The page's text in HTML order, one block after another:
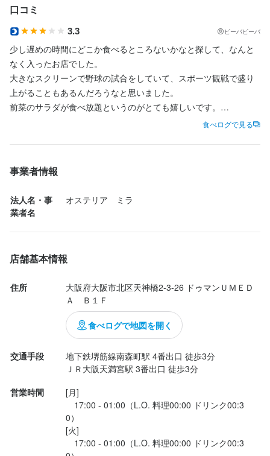
口コミ
3.3 ビーバビーバ
少し遅めの時間にどこか食べるところないかなと探して、なんと
なく入ったお店でした。
大きなスクリーンで野球の試合をしていて、スポーツ観戦で盛り
上がることもあるんだろうなと思いました。
前菜のサラダが食べ放題というのがとても嬉しいです。
食べログで見る
事業者情報
法人名・事
業者名
オステリア　ミラ
店舗基本情報
住所
大阪府大阪市北区天神橋2-3-26 ドゥマンＵＭＥＤ
Ａ　Ｂ１Ｆ
食べログで地図を開く
交通手段
地下鉄堺筋線南森町駅 4番出口 徒歩3分
ＪＲ大阪天満宮駅 3番出口 徒歩3分
営業時間
[月]
17:00 - 01:00（L.O. 料理00:00 ドリンク00:3
0）
[火]
17:00 - 01:00（L.O. 料理00:00 ドリンク00:3
ご案内、オーダー受付、ドリンク作成、配膳、接客、会計、テー
身に付くスキル
包丁さばき 製菓技術 ワインの知識 肉の知識 魚の知識
仕入れ・食材の目利き
応募資格
必須スキル・経験
応募後、原則2営業日以内に返信しております。面接を行い一週間
以内に合否判定させて頂きます。
お店の採用担当者からのメッセージ
オステリア・ミラ